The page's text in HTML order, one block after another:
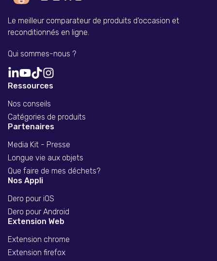
Le meilleur comparateur de produits d'occasion et
reconditionnés en ligne.
Qui sommes-nous ?
Ressources
Nos conseils
Catégories de produits
Partenaires
Media Kit - Presse
Longue vie aux objets
Que faire de mes déchets?
Nos Appli
Dero pour iOS
Dero pour Android
Extension Web
Extension chrome
Extension firefox